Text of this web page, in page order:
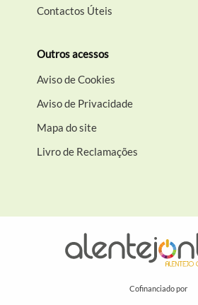
Contactos Úteis
Outros acessos
Aviso de Cookies
Aviso de Privacidade
Mapa do site
Livro de Reclamações
Cofinanciado por